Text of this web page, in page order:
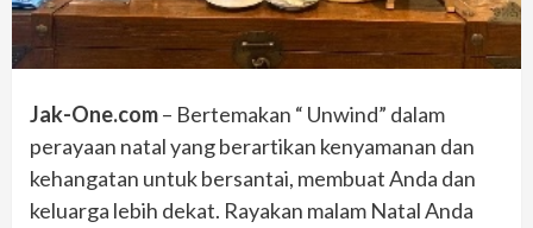
Jak-One.com– Bertemakan “ Unwind” dalam
perayaan natal yang berartikan kenyamanan dan
kehangatan untuk bersantai, membuat Anda dan
keluarga lebih dekat. Rayakan malam Natal Anda